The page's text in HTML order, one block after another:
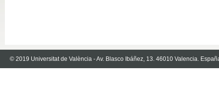
© 2019 Universitat de València - Av. Blasco Ibáñez, 13. 46010 Valencia.